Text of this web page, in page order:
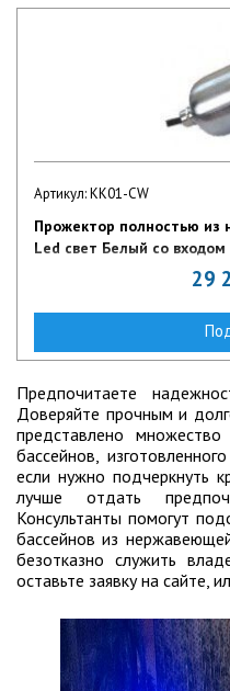
Артикул: KK01-CW
Прожектор полностью из
Led свет Белый со входом
29
Предпочитаете
Доверяйте прочным и
представлено
бассейнов,
если нужно подчеркнуть
лучше отдать
Консультанты помогут
бассейнов из
безотказно служить
оставьте заявку на сайте,